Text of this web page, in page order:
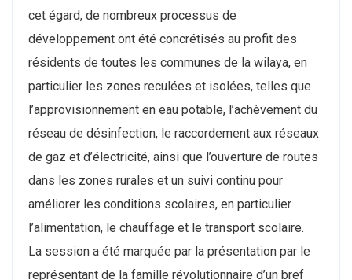
cet égard, de nombreux processus de
développement ont été concrétisés au profit des
résidents de toutes les communes de la wilaya, en
particulier les zones reculées et isolées, telles que
l’approvisionnement en eau potable, l’achèvement du
réseau de désinfection, le raccordement aux réseaux
de gaz et d’électricité, ainsi que l’ouverture de routes
dans les zones rurales et un suivi continu pour
améliorer les conditions scolaires, en particulier
l’alimentation, le chauffage et le transport scolaire.
La session a été marquée par la présentation par le
représentant de la famille révolutionnaire d’un bref